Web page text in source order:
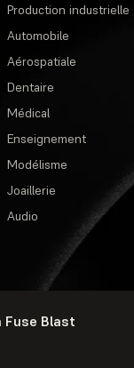
Blast
Production industrielle
Automobile
Aérospatiale
Dentaire
Médical
Enseignement
Modélisme
Joaillerie
Audio